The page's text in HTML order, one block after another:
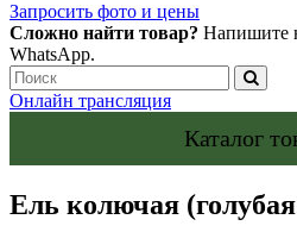
Запросить фото и цены
Сложно найти товар? Напишите
WhatsApp.
Онлайн трансляция
Каталог
Ель колючая